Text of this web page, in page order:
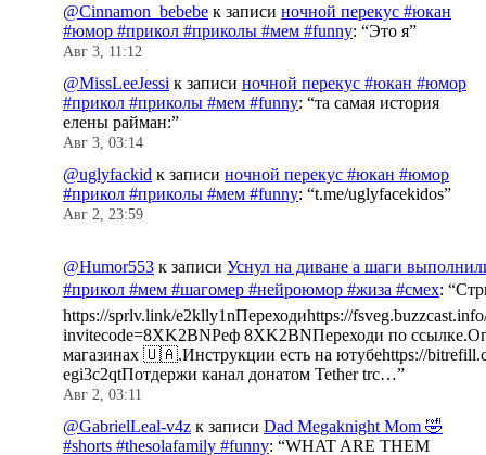
@Cinnamon_bebebe к записи ночной перекус #юкан
#юмор #прикол #приколы #мем #funny: “Это я”
Авг 3, 11:12
@MissLeeJessi к записи ночной перекус #юкан #юмор
#прикол #приколы #мем #funny: “та самая история
елены райман:”
Авг 3, 03:14
@uglyfackid к записи ночной перекус #юкан #юмор
#прикол #приколы #мем #funny: “t.me/uglyfacekidos”
Авг 2, 23:59
@Humor553 к записи Уснул на диване а шаги
#прикол #мем #шагомер #нейроюмор #жиза #смех: “
https://sprlv.link/e2klly1nПереходиhttps://
invitecode=8XK2BNРеф 8XK2BNПереходи по
магазинах 🇺🇦.Инструкции есть на ютубеhttps://
egi3c2qtПотдержи канал донатом Tether trc…”
Авг 2, 03:11
@GabrielLeal-v4z к записи Dad Megaknight Mom 🤣
#shorts #thesolafamily #funny: “WHAT ARE THEM